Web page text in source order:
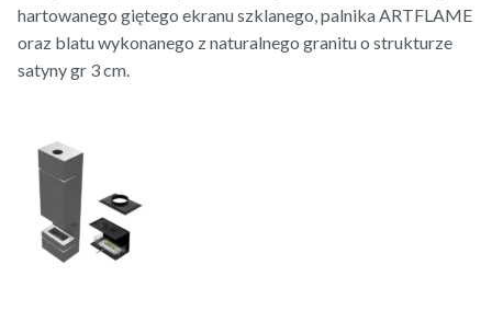
hartowanego giętego ekranu szklanego, palnika ARTFLAME
oraz blatu wykonanego z naturalnego granitu o strukturze
satyny gr 3 cm.